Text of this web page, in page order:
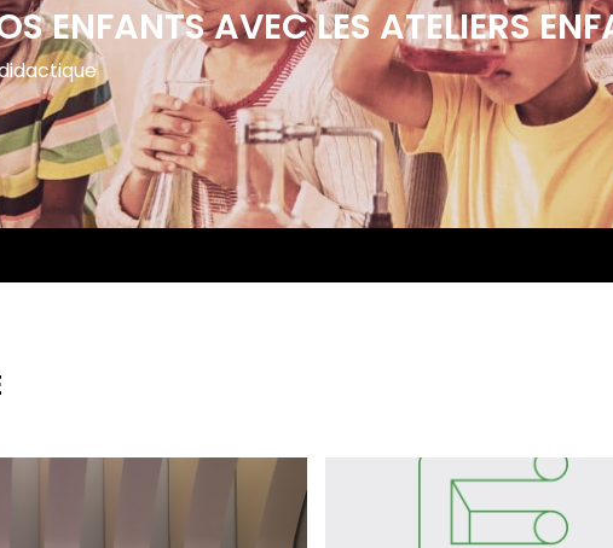
ENFANTS AVEC LES ATELIERS